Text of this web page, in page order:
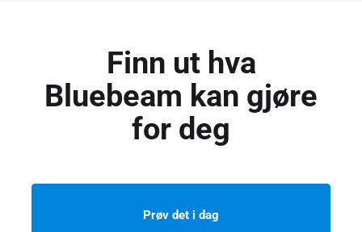
Finn ut hva
Bluebeam kan gjøre
for deg
Prøv det i dag